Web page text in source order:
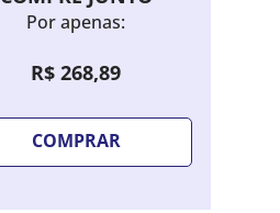
Por apenas:
R$ 268,89
COMPRAR